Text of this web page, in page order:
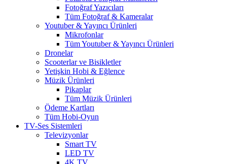
Fotoğraf Yazıcıları
Tüm Fotoğraf & Kameralar
Youtuber & Yayıncı Ürünleri
Mikrofonlar
Tüm Youtuber & Yayıncı Ürünleri
Dronelar
Scooterlar ve Bisikletler
Yetişkin Hobi & Eğlence
Müzik Ürünleri
Pikaplar
Tüm Müzik Ürünleri
Ödeme Kartları
Tüm Hobi-Oyun
TV-Ses Sistemleri
Televizyonlar
Smart TV
LED TV
4K TV